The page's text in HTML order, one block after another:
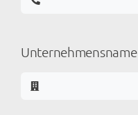
Unternehmensname